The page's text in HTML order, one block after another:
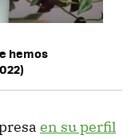
hemos
en su perfil